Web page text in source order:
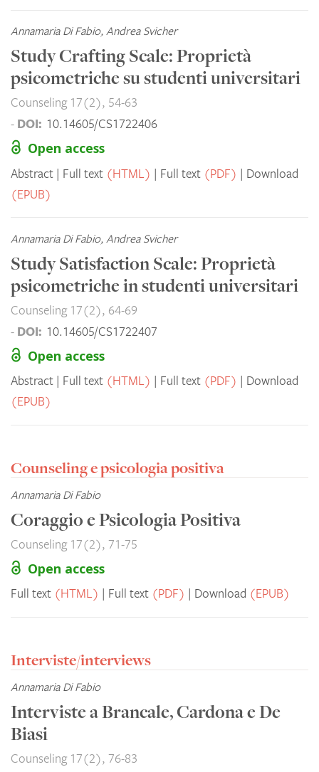
Annamaria Di Fabio, Andrea Svicher
Study Crafting Scale: Proprietà
psicometriche su studenti universitari
Counseling 17(2), 54-63
- DOI: 10.14605/CS1722406
Open access
Abstract Full text (HTML) Full text (PDF)
Download
(EPUB)
Annamaria Di Fabio, Andrea Svicher
Study Satisfaction Scale: Proprietà
psicometriche in studenti universitari
Counseling 17(2), 64-69
- DOI: 10.14605/CS1722407
Open access
Abstract Full text (HTML) Full text (PDF)
Download
(EPUB)
Counseling e psicologia positiva
Annamaria Di Fabio
Coraggio e Psicologia Positiva
Counseling 17(2), 71-75
Open access
Full text (HTML) Full text (PDF) Download (EPUB)
Interviste/interviews
Annamaria Di Fabio
Interviste a Brancale, Cardona e De
Biasi
Counseling 17(2), 76-83